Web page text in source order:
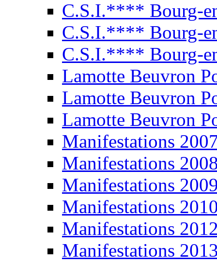
C.S.I.**** Bourg-
C.S.I.**** Bourg-
C.S.I.**** Bourg-
Lamotte Beuvron
Lamotte Beuvron
Lamotte Beuvron
Manifestations
Manifestations
Manifestations
Manifestations
Manifestations
Manifestations